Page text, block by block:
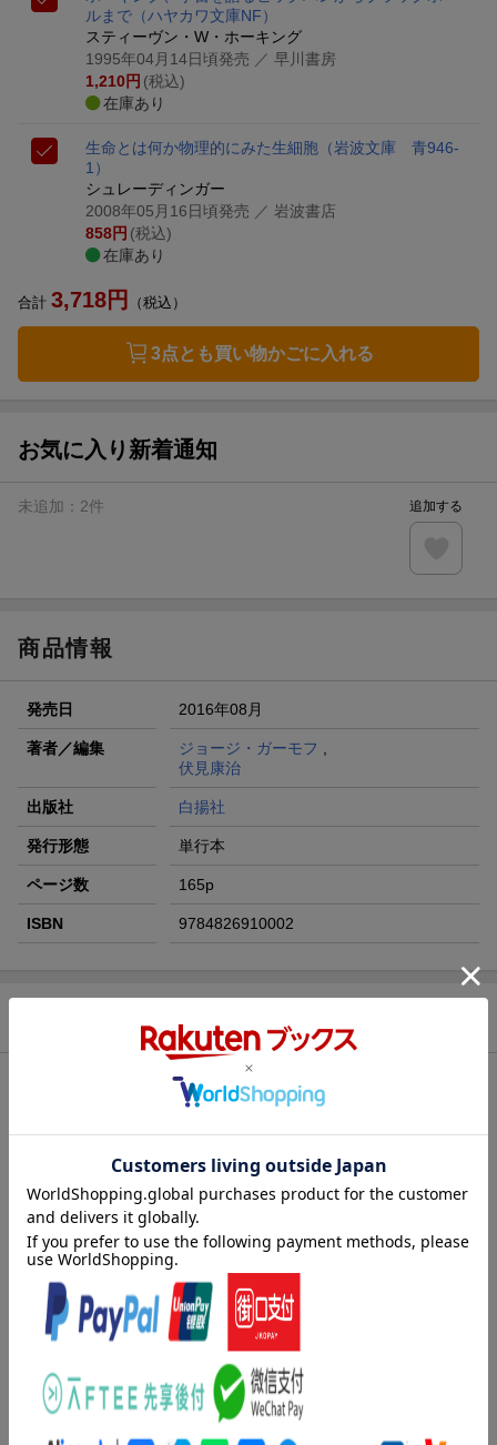
ルまで （ハヤカワ文庫NF）
スティーヴン・W・ホーキング
1995年04月14日頃発売 ／ 早川書房
1,210円 (税込)
在庫あり
生命とは何か物理的にみた生細胞 （岩波文庫 青946-
1）
シュレーディンガー
2008年05月16日頃発売 ／ 岩波書店
858円 (税込)
在庫あり
合計 3,718円 （税込）
3点とも買い物かごに入れる
お気に入り新着通知
未追加： 2件 追加する
商品情報
発売日 2016年08月
著者／編集 ジョージ・ガーモフ ,
伏見康治
出版社 白揚社
発行形態 単行本
ページ数 165p
ISBN 9784826910002
内容紹介（「BOOK」データベースより）
平凡な銀行員トムキンス氏が繰り広げる奇想天外な冒険を通し
て、相対性理論をわかりやすく解説した『不思議の国のトムキン
ス』。ビッグ・バン理論の創始者ジョージ・ガモフによるこの不
朽の名著は、１９４０年の原書刊行以来、世界各国で愛読されて
きました。白揚社は１９５０年に『不思議の國のトムキンス』を
刊行して以来、「ガモフ全集」「Ｇ・ガモフ・コレクション」と
形を変えながら、トムキンス・シリーズを刊行し続けています。
長らく単行本としては入手不可能だった『不思議の国のトムキン
ス』を、かつて科学少年少女が愛読したままの姿で復刊しまし
目次（「BOOK」データベースより）